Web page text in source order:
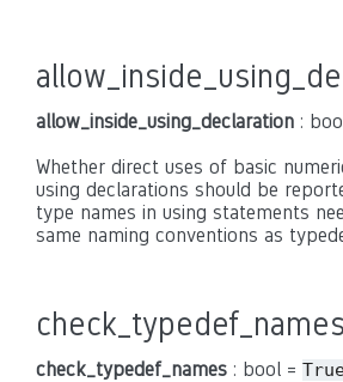
allow_inside_using_declaration :
Whether direct uses of basic
using declarations should be
type names in using statements
same naming conventions as
check_typedef_names
check_typedef_names : bool =